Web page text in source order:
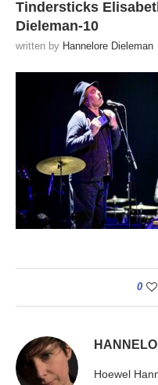
Tindersticks
Dieleman-10
written by Hannelore Dieleman
0
Hoewel